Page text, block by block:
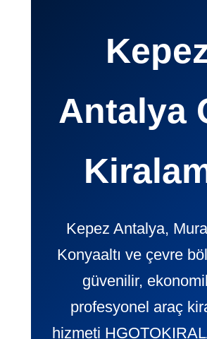
Antalya
Kepez Antalya,
Konyaaltı ve çevre
güvenilir,
profesyonel araç
hizmeti